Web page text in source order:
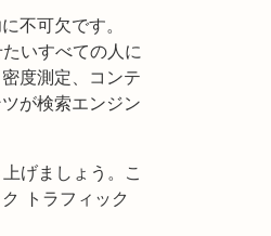
不可欠です。
いすべての人に
度測定、コンテ
が検索エンジン
げましょう。こ
トラフィック